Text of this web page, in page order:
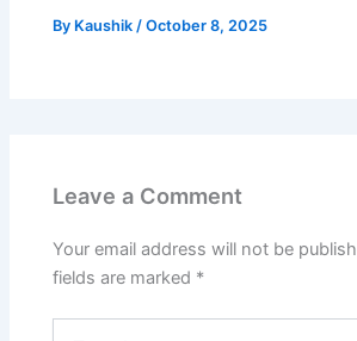
By Kaushik/October 8, 2025
Leave a Comment
Your email address will not be
fields are marked *